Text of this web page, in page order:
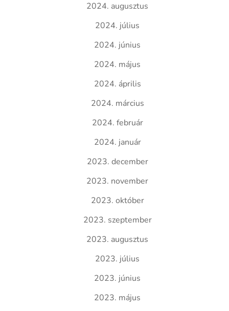
2024. augusztus
2024. július
2024. június
2024. május
2024. április
2024. március
2024. február
2024. január
2023. december
2023. november
2023. október
2023. szeptember
2023. augusztus
2023. július
2023. június
2023. május